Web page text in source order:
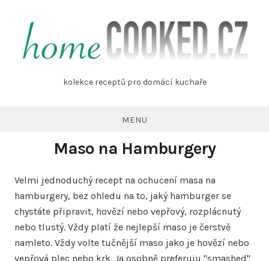
content
homecooked.cz
kolekce receptů pro domácí kuchaře
MENU
Maso na Hamburgery
Velmi jednoduchý recept na ochucení masa na
hamburgery, bez ohledu na to, jaký hamburger se
chystáte připravit, hovězí nebo vepřový, rozplácnutý
nebo tlustý. Vždy platí že nejlepší maso je čerstvě
namleto. Vždy volte tučnější maso jako je hovězí nebo
vepřová plec nebo krk. Ja osobně preferuju "smashed"